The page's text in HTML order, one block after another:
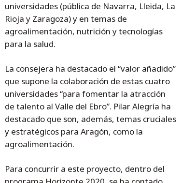
universidades (pública de Navarra, Lleida, La
Rioja y Zaragoza) y en temas de
agroalimentación, nutrición y tecnologías
para la salud.
La consejera ha destacado el “valor añadido”
que supone la colaboración de estas cuatro
universidades “para fomentar la atracción
de talento al Valle del Ebro”. Pilar Alegría ha
destacado que son, además, temas cruciales
y estratégicos para Aragón, como la
agroalimentación.
Para concurrir a este proyecto, dentro del